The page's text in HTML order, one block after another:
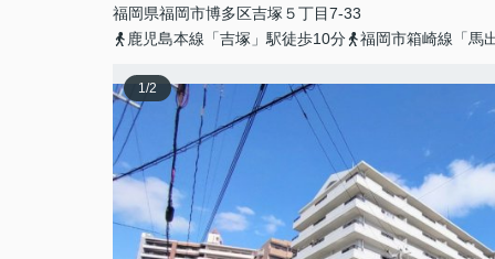
福岡県福岡市博多区吉塚 ５丁目7-33
鹿児島本線「吉塚」駅徒歩10分
福岡市箱崎線「馬
1/2